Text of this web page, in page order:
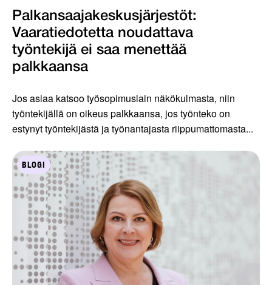
Palkansaajakeskus­järjestöt:
Vaaratiedotetta noudattava
työntekijä ei saa menettää
palkkaansa
Jos asiaa katsoo työsopimuslain näkökulmasta, niin
työntekijällä on oikeus palkkaansa, jos työnteko on
estynyt työntekijästä ja työnantajasta riippumattomasta...
BLOGI